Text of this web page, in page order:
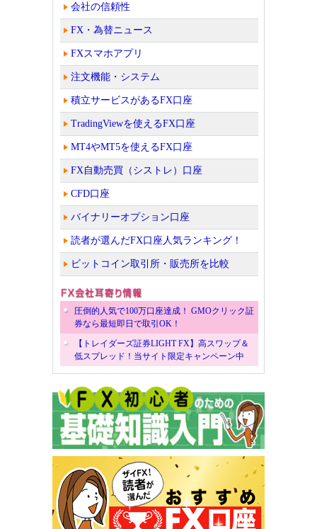
会社の信頼性
FX・為替ニュース
FXスマホアプリ
注文機能・システム
積立サービスがあるFX口座
TradingViewを使えるFX口座
MT4やMT5を使えるFX口座
FX自動売買（シストレ）口座
CFD口座
バイナリーオプション口座
読者が選んだFX口座人気ランキング！
ビットコイン取引所・販売所を比較
圧倒的人気で100万口座達成！ GMOクリック証
券なら最短即日で取引OK！
【トレイダーズ証券LIGHT FX】高スワップ＆
低スプレッド！当サイト限定キャンペーン中